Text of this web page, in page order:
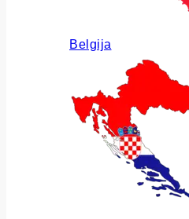
Belgija